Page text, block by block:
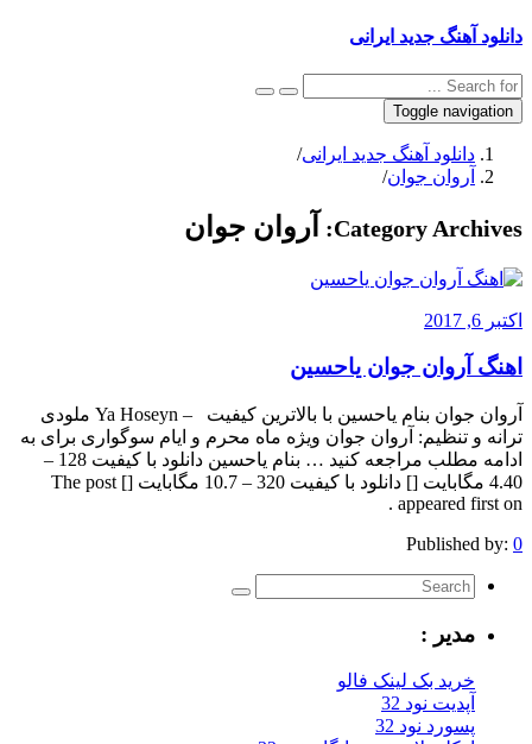
دانلود آهنگ جدید ایرانی
Toggle navigation
دانلود آهنگ جدید ایرانی/
آروان جوان/
Category Archives: آروان جوان
اکتبر 6, 2017
اهنگ آروان جوان یاحسین
آروان جوان بنام یاحسین با بالاترین کیفیت – Ya Hoseyn ملودی
ترانه و تنظیم: آروان جوان ویژه ماه محرم و ایام سوگواری برای به
ادامه مطلب مراجعه کنید … بنام یاحسین دانلود با کیفیت 128 –
4.40 مگابایت [] دانلود با کیفیت 320 – 10.7 مگابایت [] The post
appeared first on .
Published by: 0
مدیر :
خرید بک لینک فالو
آپدیت نود 32
پسورد نود 32